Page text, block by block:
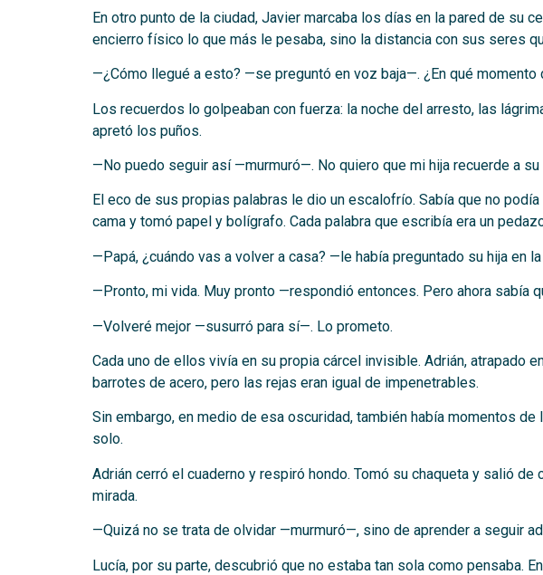
En otro punto de la ciudad, Javier marcaba los días en la pared de su
encierro físico lo que más le pesaba, sino la distancia con sus seres
—¿Cómo llegué a esto? —se preguntó en voz baja—. ¿En qué momento
Los recuerdos lo golpeaban con fuerza: la noche del arresto, las
apretó los puños.
—No puedo seguir así —murmuró—. No quiero que mi hija recuerde a
El eco de sus propias palabras le dio un escalofrío. Sabía que no
cama y tomó papel y bolígrafo. Cada palabra que escribía era un
—Papá, ¿cuándo vas a volver a casa? —le había preguntado su hija en
—Pronto, mi vida. Muy pronto —respondió entonces. Pero ahora sabía
—Volveré mejor —susurró para sí—. Lo prometo.
Cada uno de ellos vivía en su propia cárcel invisible. Adrián, atrapado
barrotes de acero, pero las rejas eran igual de impenetrables.
Sin embargo, en medio de esa oscuridad, también había momentos
solo.
Adrián cerró el cuaderno y respiró hondo. Tomó su chaqueta y salió
mirada.
—Quizá no se trata de olvidar —murmuró—, sino de aprender a seguir
Lucía, por su parte, descubrió que no estaba tan sola como pensaba.